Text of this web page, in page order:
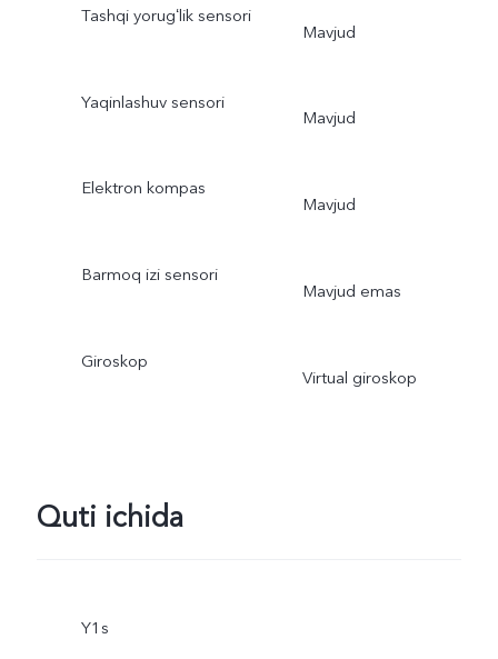
Tashqi yorugʻlik sensori
Mavjud
Yaqinlashuv sensori
Mavjud
Elektron kompas
Mavjud
Barmoq izi sensori
Mavjud emas
Giroskop
Virtual giroskop
Quti ichida
Y1s